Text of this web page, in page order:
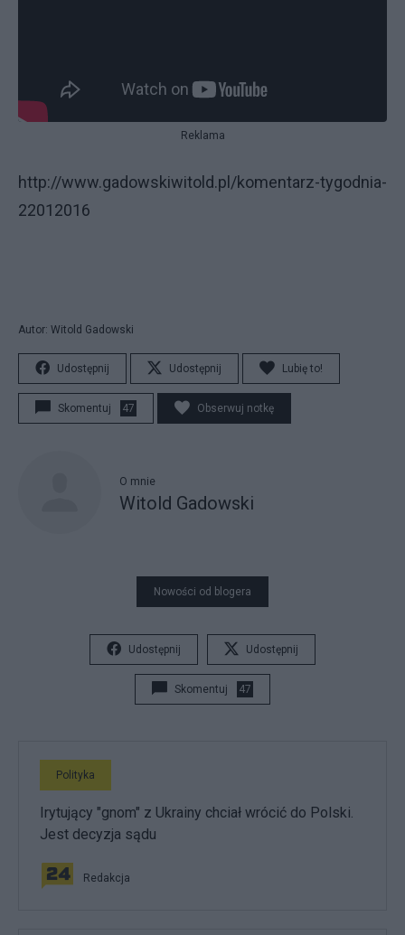
Reklama
http://www.gadowskiwitold.pl/komentarz-tygodnia-
22012016
Autor: Witold Gadowski
Udostępnij Udostępnij Lubię to!
Skomentuj 47 Obserwuj notkę
O mnie
Witold Gadowski
Nowości od blogera
Udostępnij Udostępnij
Skomentuj 47
Polityka
Irytujący "gnom" z Ukrainy chciał wrócić do Polski.
Jest decyzja sądu
Redakcja